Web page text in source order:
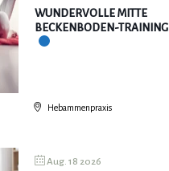
WUNDERVOLLE MITTE
BECKENBODEN-TRAINING
Hebammenpraxis
Aug. 18 2026